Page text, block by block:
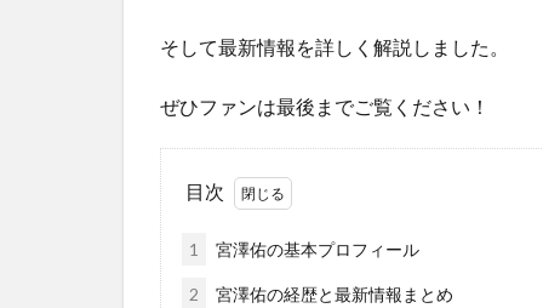
そして最新情報を詳しく解説しました。
ぜひファンは最後までご覧ください！
目次
1 宮澤佑の基本プロフィール
2 宮澤佑の経歴と最新情報まとめ